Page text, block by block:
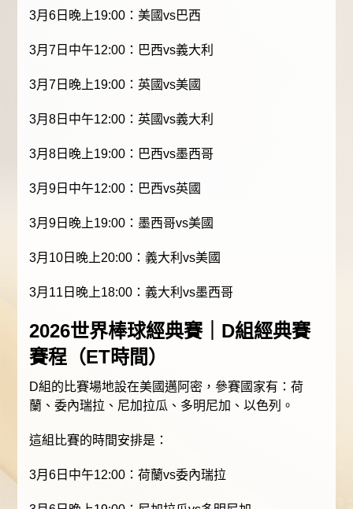
3月6日晚上19:00：美國vs巴西
3月7日中午12:00：巴西vs義大利
3月7日晚上19:00：英國vs美國
3月8日中午12:00：英國vs義大利
3月8日晚上19:00：巴西vs墨西哥
3月9日中午12:00：巴西vs英國
3月9日晚上19:00：墨西哥vs美國
3月10日晚上20:00：義大利vs美國
3月11日晚上18:00：義大利vs墨西哥
2026世界棒球經典賽｜D組經典賽
賽程 （ET時間）
D組的比賽場地設在美國邁阿密，參賽國家有：荷
蘭、委內瑞拉、尼加拉瓜、多明尼加、以色列。
這組比賽的時間安排是：
3月6日中午12:00：荷蘭vs委內瑞拉